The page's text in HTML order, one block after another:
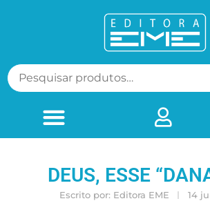
DEUS, ESSE
Escrito por: Editora EME 14